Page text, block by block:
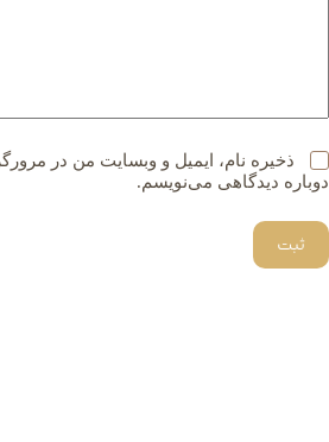
ذخیره نام، ایمیل و وبسایت من در
دوباره دیدگاهی می‌نویسم.
ثبت